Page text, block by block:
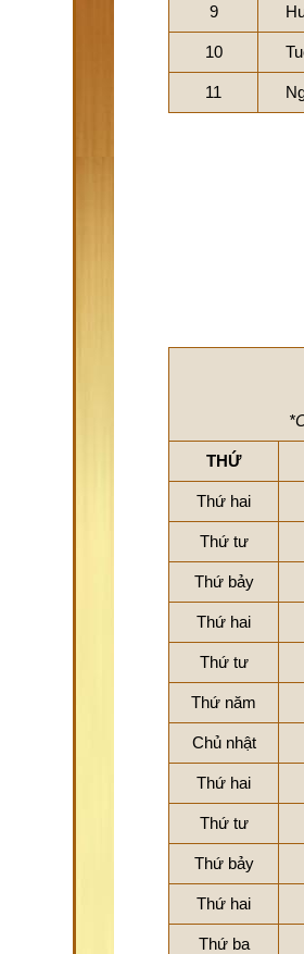
9
10
11
THỨ
Thứ hai
Thứ tư
Thứ bảy
Thứ hai
Thứ tư
Thứ năm
Chủ nhật
Thứ hai
Thứ tư
Thứ bảy
Thứ hai
Thứ ba